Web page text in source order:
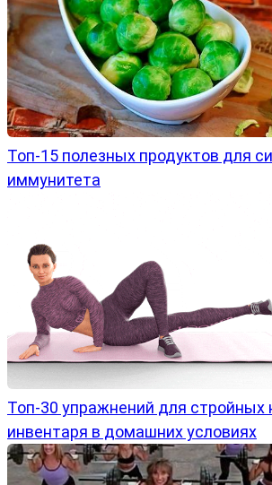
Топ-15 полезных продуктов для
иммунитета
Топ-30 упражнений для стройных
инвентаря в домашних условиях